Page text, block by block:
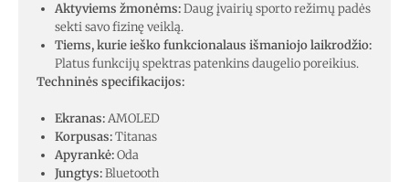
Aktyviems žmonėms:Daug įvairių sporto režimų padės
sekti savo fizinę veiklą.
Tiems, kurie ieško funkcionalaus išmaniojo laikrodžio:
Platus funkcijų spektras patenkins daugelio poreikius.
Techninės specifikacijos:
Ekranas:AMOLED
Korpusas:Titanas
Apyrankė:Oda
Jungtys:Bluetooth